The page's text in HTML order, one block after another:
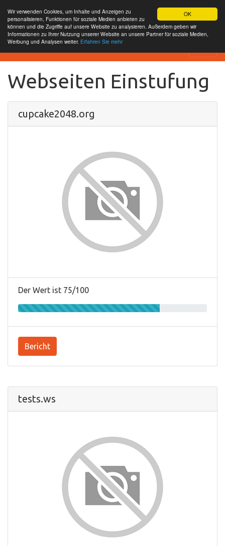
OK
Wir verwenden Cookies, um Inhalte und Anzeigen zu
personalisieren, Funktionen für soziale Medien anbieten zu
können und die Zugriffe auf unsere Website zu analysieren. Außerdem geben wir
Informationen zu Ihrer Nutzung unserer Website an unsere Partner für soziale Medien,
Werbung und Analysen weiter. Erfahren Sie mehr
SEO Analytics
Webseiten Einstufung
cupcake2048.org
Der Wert ist 75/100
Bericht
tests.ws